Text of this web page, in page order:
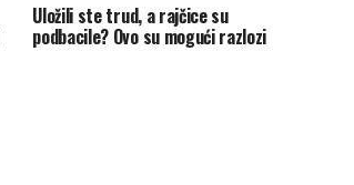
Uložili ste trud, a rajčice su
podbacile? Ovo su mogući razlozi